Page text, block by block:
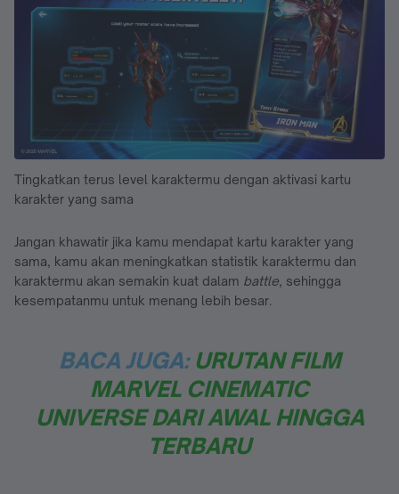
Tingkatkan terus level karaktermu dengan aktivasi kartu
karakter yang sama
Jangan khawatir jika kamu mendapat kartu karakter yang
sama, kamu akan meningkatkan statistik karaktermu dan
karaktermu akan semakin kuat dalam battle, sehingga
kesempatanmu untuk menang lebih besar.
BACA JUGA: URUTAN FILM
MARVEL CINEMATIC
UNIVERSE DARI AWAL HINGGA
TERBARU